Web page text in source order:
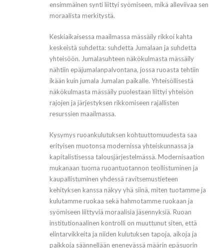
ensimmäinen synti liittyi syömiseen, mikä alleviivaa sen
moraalista merkitystä.
Keskiaikaisessa maailmassa mässäily rikkoi kahta
keskeistä suhdetta: suhdetta Jumalaan ja suhdetta
yhteisöön. Jumalasuhteen näkökulmasta mässäily
nähtiin epäjumalanpalvontana, jossa ruoasta tehtiin
ikään kuin jumala Jumalan paikalle. Yhteisöllisestä
näkökulmasta mässäily puolestaan liittyi yhteisön
rajojen ja järjestyksen rikkomiseen rajallisten
resurssien maailmassa.
Kysymys ruoankulutuksen kohtuuttomuudesta saa
erityisen muotonsa modernissa yhteiskunnassa ja
kapitalistisessa talousjärjestelmässä. Modernisaation
mukanaan tuoma ruoantuotannon teollistuminen ja
kaupallistuminen yhdessä ravitsemustieteen
kehityksen kanssa näkyy yhä siinä, miten tuotamme ja
kulutamme ruokaa sekä hahmotamme ruokaan ja
syömiseen liittyviä moraalisia jäsennyksiä. Ruoan
institutionaalinen kontrolli on muuttunut siten, että
elintarvikkeita ja niiden kulutuksen tapoja, aikoja ja
paikkoja säännellään enenevässä määrin epäsuorin